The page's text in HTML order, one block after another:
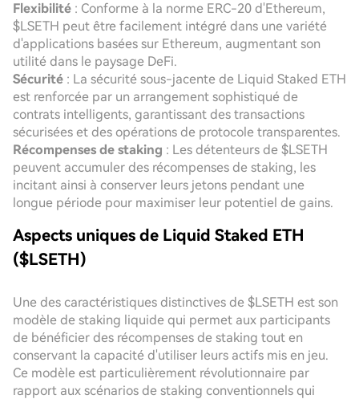
Flexibilité : Conforme à la norme ERC-20 d'Ethereum,
$LSETH peut être facilement intégré dans une variété
d'applications basées sur Ethereum, augmentant son
utilité dans le paysage DeFi.
Sécurité : La sécurité sous-jacente de Liquid Staked ETH
est renforcée par un arrangement sophistiqué de
contrats intelligents, garantissant des transactions
sécurisées et des opérations de protocole transparentes.
Récompenses de staking : Les détenteurs de $LSETH
peuvent accumuler des récompenses de staking, les
incitant ainsi à conserver leurs jetons pendant une
longue période pour maximiser leur potentiel de gains.
Aspects uniques de Liquid Staked ETH
($LSETH)
Une des caractéristiques distinctives de $LSETH est son
modèle de staking liquide qui permet aux participants
de bénéficier des récompenses de staking tout en
conservant la capacité d'utiliser leurs actifs mis en jeu.
Ce modèle est particulièrement révolutionnaire par
rapport aux scénarios de staking conventionnels qui